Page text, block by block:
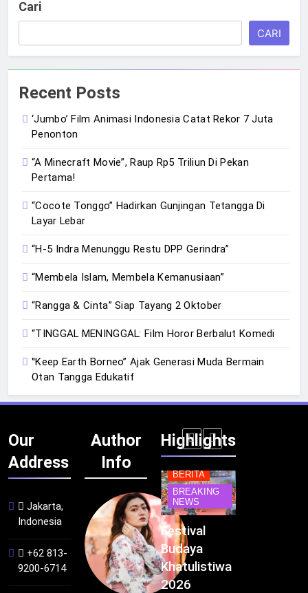
Cari
CARI
Recent Posts
‘Jumbo’ Film Animasi Indonesia Catat Rekor 7 Juta
Penonton
“A Minecraft Movie”, Raup Rp5 Triliun Di Pekan
Pertama!
“Cocote Tonggo” Hadirkan Gunjingan Tetangga Di
Layar Lebar
“H-5 Indra Menunggu Restu DPP Gerindra”
“Membela Islam, Membela Kemanusiaan”
“Rangga & Cinta” Siap Tayang 2 Oktober
“TINGGAL MENINGGAL: Film Horor Berbalut Komedi
‟Keep Earth Borneo” Ajak Generasi Muda Bermain
Otan Tangga Edukatif
Our
Address
Jakarta,
Indonesia
+62 813-
9200-6714
Author
Info
Highlights
NEWS
Pramuwisata
Dukung
Peningkatan
TEKNOLOGI
Indonesia
Resmi
Bangun AI
Factory
BERITA
BREAKING
NEWS
Festival
Budaya
Khatulistiwa
2026